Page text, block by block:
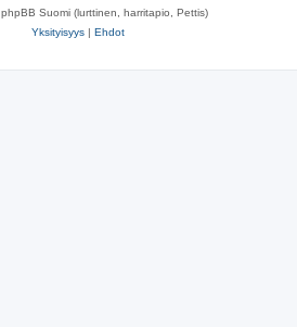
Suomi (lurttinen, harritapio, Pettis)
Yksityisyys | Ehdot